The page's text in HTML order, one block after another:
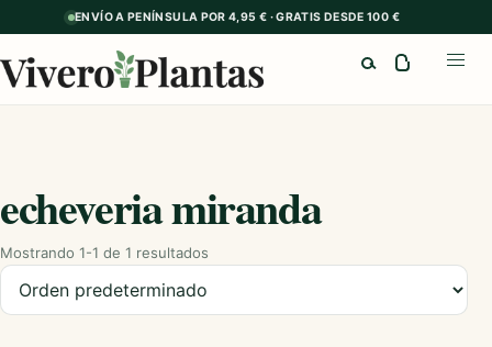
ENVÍO A PENÍNSULA POR 4,95 € · GRATIS DESDE 100 €
echeveria miranda
Mostrando 1-1 de 1 resultados
Ordenar productos